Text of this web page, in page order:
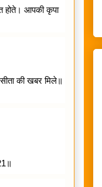
होते। आपकी कृपा
की खबर मिले॥